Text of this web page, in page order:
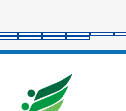
ラ
イ